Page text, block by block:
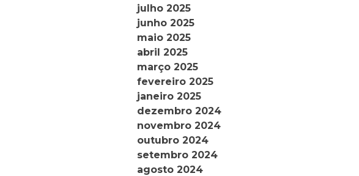
julho 2025
junho 2025
maio 2025
abril 2025
março 2025
fevereiro 2025
janeiro 2025
dezembro 2024
novembro 2024
outubro 2024
setembro 2024
agosto 2024